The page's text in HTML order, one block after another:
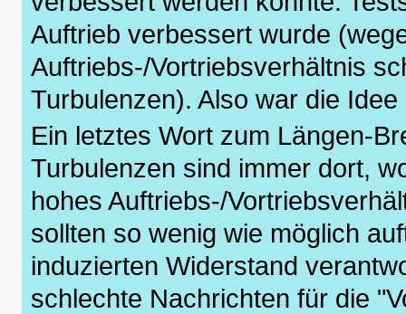
Auftrieb verbessert wurde
Auftriebs-/Vortriebsverhältnis
Turbulenzen). Also war die
Ein letztes Wort zum Längen-
Turbulenzen sind immer dort,
hohes Auftriebs-/
sollten so wenig wie möglich
induzierten Widerstand
schlechte Nachrichten für die